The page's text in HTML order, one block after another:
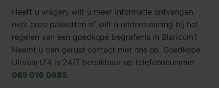
Heeft u vragen, wilt u meer informatie ontvangen
over onze pakketten of wilt u ondersteuning bij het
regelen van een goedkope begrafenis in Blaricum?
Neemt u dan gerust contact met ons op. Goedkope
Uitvaart24 is 24/7 bereikbaar op telefoonnummer
085 016 0685.